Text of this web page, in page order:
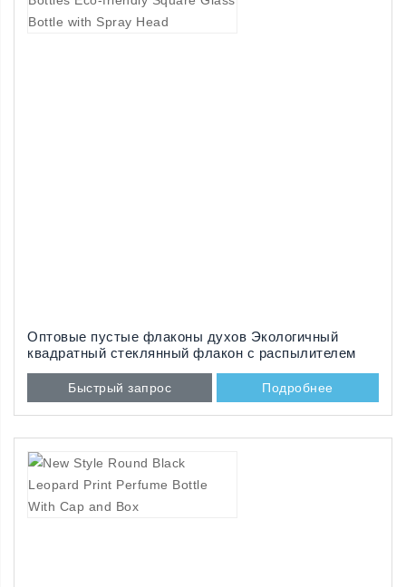
Оптовые пустые флаконы духов Экологичный
квадратный стеклянный флакон с распылителем
Быстрый запрос Подробнее